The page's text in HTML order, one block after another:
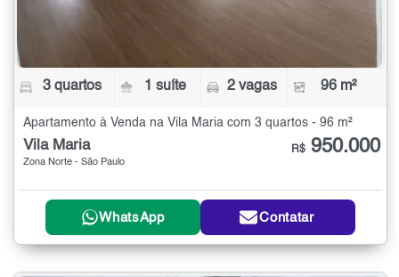
3 quartos 1 suíte 2 vagas 96 m²
Apartamento à Venda na Vila Maria com 3 quartos - 96 m²
Vila Maria
Zona Norte - São Paulo
R$ 950.000
WhatsApp Contatar